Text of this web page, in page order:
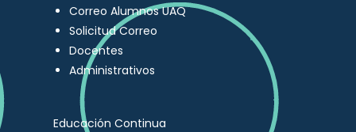
Correo Alumnos UAQ
Solicitud Correo
Docentes
Administrativos
Educación Continua